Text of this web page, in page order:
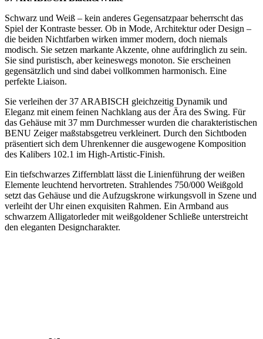
Schwarz und Weiß – kein anderes Gegensatzpaar beherrscht das
Spiel der Kontraste besser. Ob in Mode, Architektur oder Design –
die beiden Nichtfarben wirken immer modern, doch niemals
modisch. Sie setzen markante Akzente, ohne aufdringlich zu sein.
Sie sind puristisch, aber keineswegs monoton. Sie erscheinen
gegensätzlich und sind dabei vollkommen harmonisch. Eine
perfekte Liaison.
Sie verleihen der 37 ARABISCH gleichzeitig Dynamik und
Eleganz mit einem feinen Nachklang aus der Ära des Swing. Für
das Gehäuse mit 37 mm Durchmesser wurden die charakteristischen
BENU Zeiger maßstabsgetreu verkleinert. Durch den Sichtboden
präsentiert sich dem Uhrenkenner die ausgewogene Komposition
des Kalibers 102.1 im High-Artistic-Finish.
Ein tiefschwarzes Ziffernblatt lässt die Linienführung der weißen
Elemente leuchtend hervortreten. Strahlendes 750/000 Weißgold
setzt das Gehäuse und die Aufzugskrone wirkungsvoll in Szene und
verleiht der Uhr einen exquisiten Rahmen. Ein Armband aus
schwarzem Alligatorleder mit weißgoldener Schließe unterstreicht
den eleganten Designcharakter.